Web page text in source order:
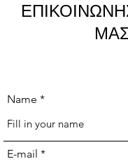
Name
E-mail